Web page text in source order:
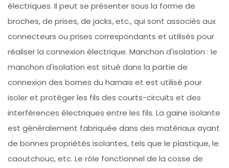
électriques. Il peut se présenter sous la forme de
broches, de prises, de jacks, etc., qui sont associés aux
connecteurs ou prises correspondants et utilisés pour
réaliser la connexion électrique. Manchon d'isolation : le
manchon d'isolation est situé dans la partie de
connexion des bornes du harnais et est utilisé pour
isoler et protéger les fils des courts-circuits et des
interférences électriques entre les fils. La gaine isolante
est généralement fabriquée dans des matériaux ayant
de bonnes propriétés isolantes, tels que le plastique, le
caoutchouc, etc. Le rôle fonctionnel de la cosse de